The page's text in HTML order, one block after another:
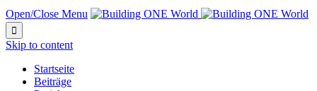
Open/Close Menu

Skip to content
Startseite
Beiträge